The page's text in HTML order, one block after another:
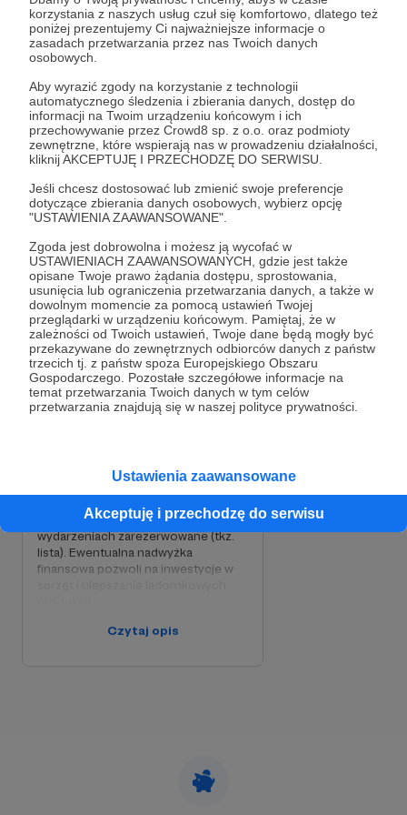
korzystania z naszych usług czuł się komfortowo, dlatego też
poniżej prezentujemy Ci najważniejsze informacje o
zasadach przetwarzania przez nas Twoich danych
osobowych.
Aby wyrazić zgody na korzystanie z technologii
automatycznego śledzenia i zbierania danych, dostęp do
informacji na Twoim urządzeniu końcowym i ich
przechowywanie przez Crowd8 sp. z o.o. oraz podmioty
zewnętrzne, które wspierają nas w prowadzeniu działalności,
kliknij AKCEPTUJĘ I PRZECHODZĘ DO SERWISU.
Jeśli chcesz dostosować lub zmienić swoje preferencje
dotyczące zbierania danych osobowych, wybierz opcję
"USTAWIENIA ZAAWANSOWANE".
Zgoda jest dobrowolna i możesz ją wycofać w
USTAWIENIACH ZAAWANSOWANYCH, gdzie jest także
opisane Twoje prawo żądania dostępu, sprostowania,
usunięcia lub ograniczenia przetwarzania danych, a także w
dowolnym momencie za pomocą ustawień Twojej
przeglądarki w urządzeniu końcowym. Pamiętaj, że w
zależności od Twoich ustawień, Twoje dane będą mogły być
przekazywane do zewnętrznych odbiorców danych z państw
trzecich tj. z państw spoza Europejskiego Obszaru
Gospodarczego. Pozostałe szczegółowe informacje na
temat przetwarzania Twoich danych w tym celów
przetwarzania znajdują się w naszej polityce prywatności.
Ustawienia zaawansowane
Akceptuję i przechodzę do serwisu
Gdzie działamy:
Po wielu latach, podczas których organizowaliśmy
nasze wydarzenia i koncerty w całej Polsce (m.in
niezapomnianej Chłodnej 25), udało nam się w
końcu znaleźć nasze miejsce. 5 lat temu w drodze
otwartego konkursu, wynajęliśmy domek na
warszawskim Jazdowie (ul. Jazdów 7/14), który
przyjął nazwęLadom / Ladomek. Odtąd to
miejsce stało się
faktyczną siedzibą naszego Stowarzyszenia,
miejscem pracy, prób, spotkań, a także licznych
wydarzeń dla Was.
W pierwszych latach wyremontowaliśmy nasz
domek, zapewniliśmy mu nowy dach, instalację
Rozwiń opis
Cele
Utrzymanie Ladomku, czynsz
do ZGN, prąd, ogrzewanie
(pelet), internet
miesięcznie brakuje
10%
Dzięki Waszemu wsparciu
finansowemu będziemy w stanie
kontynuować pracę Ladomku oraz
dalej tworzyć miejsce pracy
twórczej. Żeby nie zniknąć z mapy
wartościowych placówek kultury w
ok. 1500zl). Zdajemy się na Waszą
miejsce na koncertach i
wydarzeniach zarezerwowane (tkz.
lista). Ewentualna nadwyżka
finansowa pozwoli na inwestycje w
Czytaj opis